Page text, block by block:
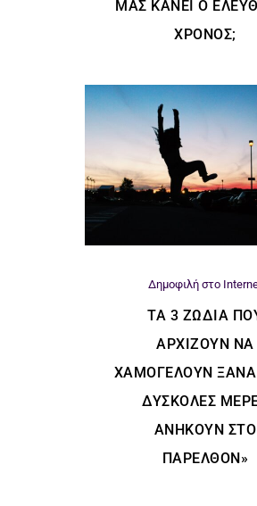
ΜΑΣ ΚΆΝΕΙ Ο
ΧΡΌΝΟΣ;
Δημοφιλή στο
ΤΑ 3 ΖΏΔΙΑ
ΑΡΧΊΖΟΥΝ ΝΑ
ΧΑΜΟΓΕΛΟΎΝ ΞΑΝΆ
ΔΎΣΚΟΛΕΣ
ΑΝΉΚΟΥΝ ΣΤΟ
ΠΑΡΕΛΘΌΝ»